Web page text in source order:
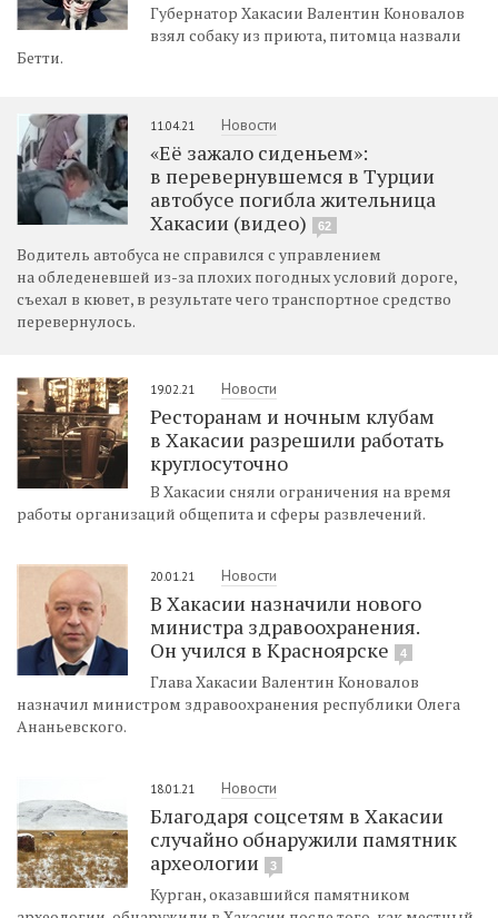
Губернатор Хакасии Валентин Коновалов
взял собаку из приюта, питомца назвали
Бетти.
11.04.21 Новости
«Её зажало сиденьем»:
в перевернувшемся в Турции
автобусе погибла жительница
Хакасии (видео)
62
Водитель автобуса не справился с управлением
на обледеневшей из-за плохих погодных условий дороге,
съехал в кювет, в результате чего транспортное средство
перевернулось.
19.02.21 Новости
Ресторанам и ночным клубам
в Хакасии разрешили работать
круглосуточно
В Хакасии сняли ограничения на время
работы организаций общепита и сферы развлечений.
20.01.21 Новости
В Хакасии назначили нового
министра здравоохранения.
Он учился в Красноярске
4
Глава Хакасии Валентин Коновалов
назначил министром здравоохранения республики Олега
Ананьевского.
18.01.21 Новости
Благодаря соцсетям в Хакасии
случайно обнаружили памятник
археологии
3
Курган, оказавшийся памятником